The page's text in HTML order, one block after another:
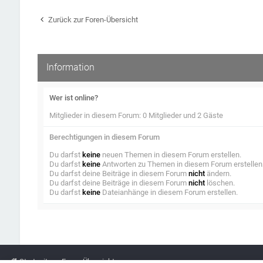
Zurück zur Foren-Übersicht
Information
Wer ist online?
Mitglieder in diesem Forum: 0 Mitglieder und 2 Gäste
Berechtigungen in diesem Forum
Du darfst keineneuen Themen in diesem Forum erstellen.
Du darfst keineAntworten zu Themen in diesem Forum
Du darfst deine Beiträge in diesem Forum nichtändern.
Du darfst deine Beiträge in diesem Forum nichtlöschen.
Du darfst keineDateianhänge in diesem Forum erstellen.